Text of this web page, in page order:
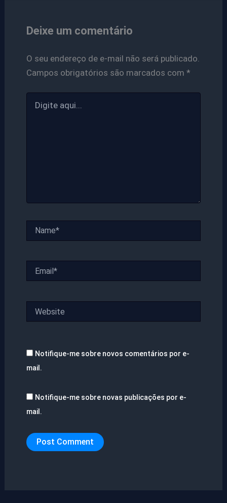
Deixe um comentário
O seu endereço de e-mail não será publicado.
Campos obrigatórios são marcados com *
aqui...
Notifique-me sobre novos comentários por e-
mail.
Notifique-me sobre novas publicações por e-
mail.